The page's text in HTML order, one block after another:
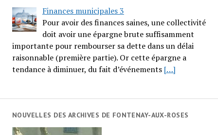
Finances municipales 3
Pour avoir des finances saines, une collectivité
doit avoir une épargne brute suffisamment
importante pour rembourser sa dette dans un délai
raisonnable (première partie). Or cette épargne a
tendance à diminuer, du fait d’événements […]
NOUVELLES DES ARCHIVES DE FONTENAY-AUX-ROSES